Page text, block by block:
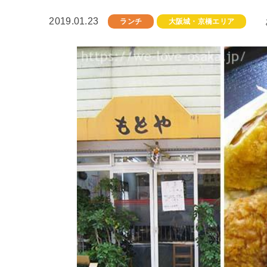
2019.01.23 ランチ 大阪城・京橋エリア